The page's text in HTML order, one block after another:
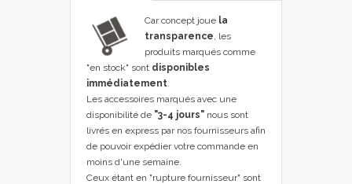
Car concept joue la
transparence , les
produits marqués comme
"en stock" sont disponibles
immédiatement
Les accessoires marqués avec une
disponibilité de "3-4 jours" nous sont
livrés en express par nos fournisseurs afin
de pouvoir expédier votre commande en
moins d'une semaine.
Ceux étant en "rupture fournisseur" sont